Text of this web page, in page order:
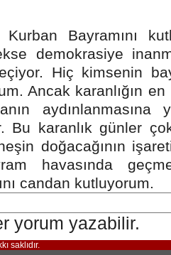
Bayramını
demokrasiye
Hiç kimsenin
Ancak karanlığın
aydınlanmasına
Bu karanlık günler
doğacağının
havasında
candan kutluyorum.
yorum yazabilir.
saklıdır.